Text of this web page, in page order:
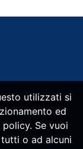
utilizzati si
ed
Se vuoi
o ad alcuni